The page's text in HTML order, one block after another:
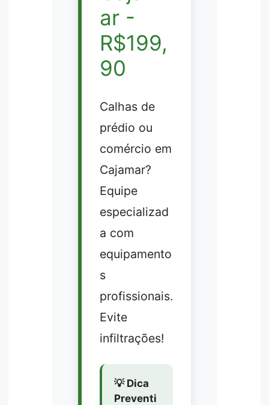
ar -
R$199,
90
Calhas de
prédio ou
comércio em
Cajamar?
Equipe
especializad
a com
equipamento
s
profissionais.
Evite
infiltrações!
💡 Dica
Preventi